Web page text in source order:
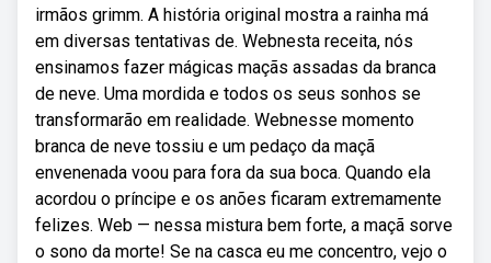
irmãos grimm. A história original mostra a rainha má
em diversas tentativas de. Webnesta receita, nós
ensinamos fazer mágicas maçãs assadas da branca
de neve. Uma mordida e todos os seus sonhos se
transformarão em realidade. Webnesse momento
branca de neve tossiu e um pedaço da maçã
envenenada voou para fora da sua boca. Quando ela
acordou o príncipe e os anões ficaram extremamente
felizes. Web — nessa mistura bem forte, a maçã sorve
o sono da morte! Se na casca eu me concentro, vejo o